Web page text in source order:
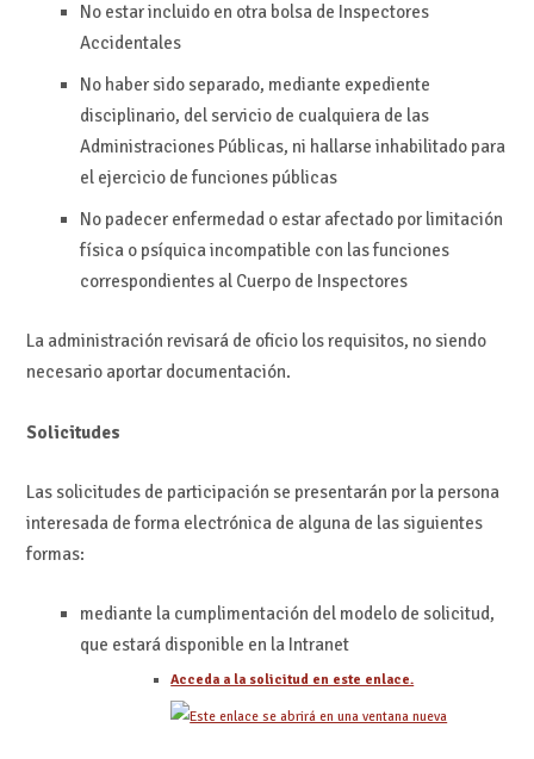
No estar incluido en otra bolsa de Inspectores
Accidentales
No haber sido separado, mediante expediente
disciplinario, del servicio de cualquiera de las
Administraciones Públicas, ni hallarse inhabilitado para
el ejercicio de funciones públicas
No padecer enfermedad o estar afectado por limitación
física o psíquica incompatible con las funciones
correspondientes al Cuerpo de Inspectores
La administración revisará de oficio los requisitos, no siendo
necesario aportar documentación.
Solicitudes
Las solicitudes de participación se presentarán por la persona
interesada de forma electrónica de alguna de las siguientes
formas:
mediante la cumplimentación del modelo de solicitud,
que estará disponible en la Intranet
Acceda a la solicitud en este enlace.